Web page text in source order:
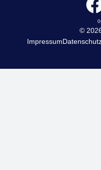
©
Impressum